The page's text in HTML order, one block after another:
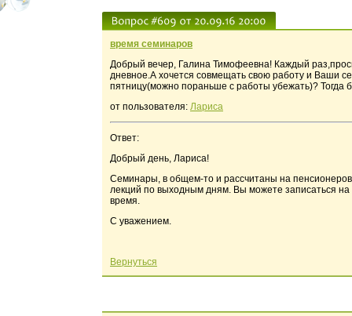
время семинаров
Добрый вечер, Галина Тимофеевна! Каждый
дневное.А хочется совмещать свою работу и Ваши
пятницу(можно пораньше с работы убежать)?
от пользователя: Лариса
Ответ:
Добрый день, Лариса!
Семинары, в общем-то и рассчитаны на
лекций по выходным дням. Вы можете записаться
время.
С уважением.
Вернуться